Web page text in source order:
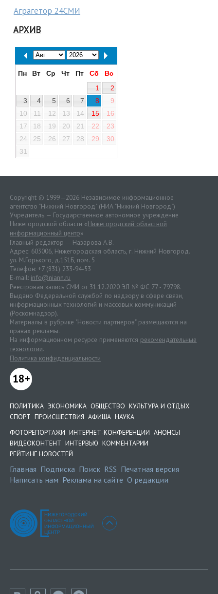
Аграгетор 24СМИ
АРХИВ
Пн Вт Ср Чт Пт Сб
Вс
1
2
3
4 5 6 7 8
9
10
11 12 13 14 15
16
17
18 19 20 21 22
23
24
25 26 27 28 29
30
31
Copyright © 1999—2026 Независимое информационное
агентство "Нижний Новгород" (НИА "Нижний Новгород")
Учредитель — Государственное автономное учреждение
Нижегородской области «Нижегородский областной
информационный центр»
Главный редактор — Назарова А.В.
Адрес: 603006, Нижегородская область, г. Нижний Новгород.
ул. М.Горького, д.151Б, пом. 5
Телефон: +7 (831) 233-94-53
E-mail: info@niann.ru
Реестровая запись СМИ от 31.12.2020 ЭЛ № ФС 77 - 79798.
Выдано Федеральной службой по надзору в сфере связи,
информационных технологий и массовых коммуникаций
(Роскомнадзор).
Материалы в рубрике "Новости партнеров" размещаются на
правах рекламы.
На информационном ресурсе применяются рекомендательные
технологии.
Политика конфиденциальности
18+
ПОЛИТИКА ЭКОНОМИКА ОБЩЕСТВО КУЛЬТУРА И ОТДЫХ
СПОРТ ПРОИСШЕСТВИЯ АФИША НАУКА
ФОТОРЕПОРТАЖИ ИНТЕРНЕТ-КОНФЕРЕНЦИИ АНОНСЫ
ВИДЕОКОНТЕНТ ИНТЕРВЬЮ КОММЕНТАРИИ
РЕЙТИНГ НОВОСТЕЙ
Главная Подписка Поиск RSS Печатная версия
Написать нам Реклама на сайте О редакции